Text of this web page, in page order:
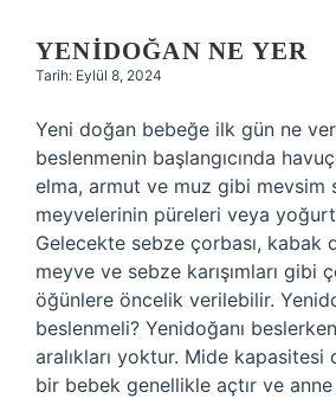
YENIDOĞAN NE YER
Tarih: Eylül 8, 2024
Yeni doğan bebeğe ilk gün ne
beslenmenin başlangıcında
elma, armut ve muz gibi mevsim
meyvelerinin püreleri veya
Gelecekte sebze çorbası, kabak
meyve ve sebze karışımları gibi
öğünlere öncelik verilebilir.
beslenmeli? Yenidoğanı
aralıkları yoktur. Mide kapasitesi
bir bebek genellikle açtır ve